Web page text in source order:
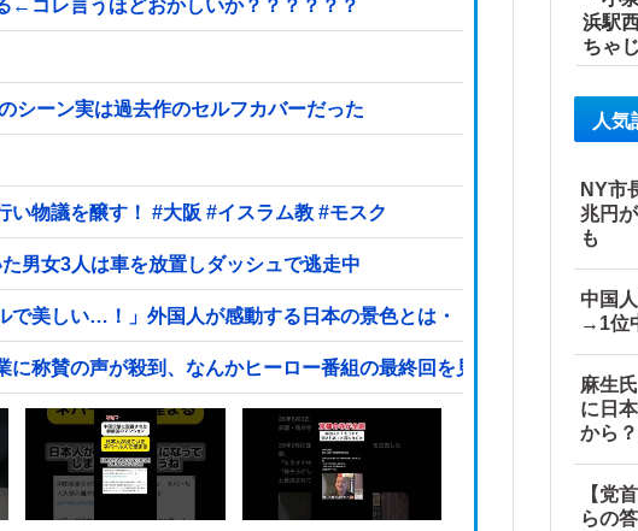
←コレ言うほどおかしいか？？？？？？
シーン実は過去作のセルフカバーだった
大阪府の小学校でイスラム教の指導者が授業を行い物議を醸す！ #大阪 #イスラム教 #モスク
男女3人は車を放置しダッシュで逃走中
で美しい…！」外国人が感動する日本の景色とは・・・？【海外の反応
に称賛の声が殺到、なんかヒーロー番組の最終回を見ているような気
浜駅
ちゃ
人気
NY市
兆円
も
中国
→1位
麻生
に日
から？
【党
らの